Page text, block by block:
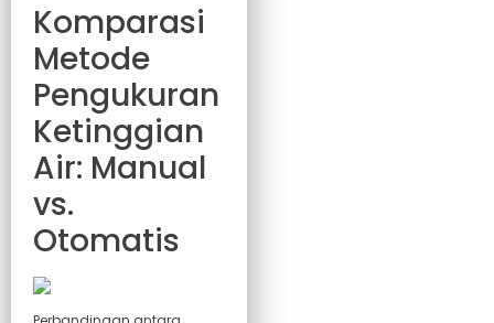
Komparasi
Metode
Pengukuran
Ketinggian
Air: Manual
vs.
Otomatis